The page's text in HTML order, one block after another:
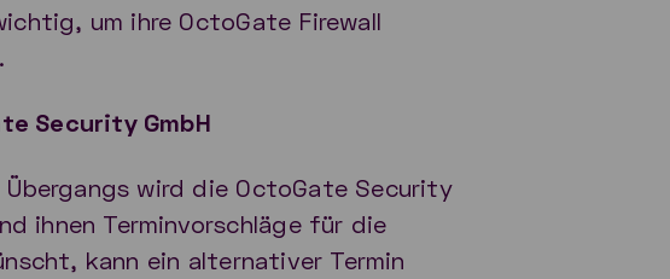
um ihre OctoGate Firewall
Security GmbH
wird die OctoGate Security
ihnen Terminvorschläge für die
kann ein alternativer Termin